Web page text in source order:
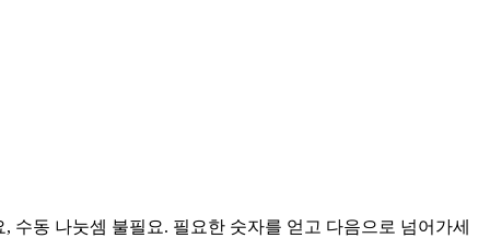
동 나눗셈 불필요. 필요한 숫자를 얻고 다음으로 넘어가세